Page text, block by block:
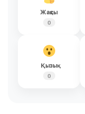
Жақсы
0
Қызық
0